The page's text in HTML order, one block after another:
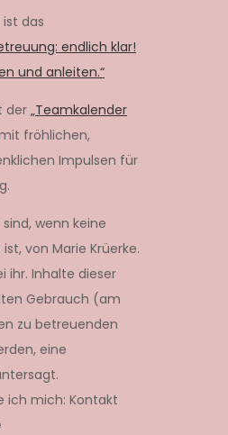
das
endlich klar!
und anleiten.“
der„Teamkalender
fröhlichen,
Impulsen für
wenn keine
von Marie Krüerke.
ihr. Inhalte dieser
Gebrauch (am
zu betreuenden
eine
ich mich: Kontakt